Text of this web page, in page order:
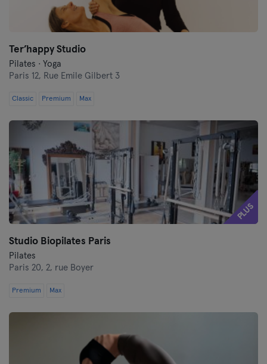
Ter’happy Studio
Pilates · Yoga
Paris 12, Rue Emile Gilbert 3
Classic Premium Max
PLUS
Studio Biopilates Paris
Pilates
Paris 20, 2, rue Boyer
Premium Max